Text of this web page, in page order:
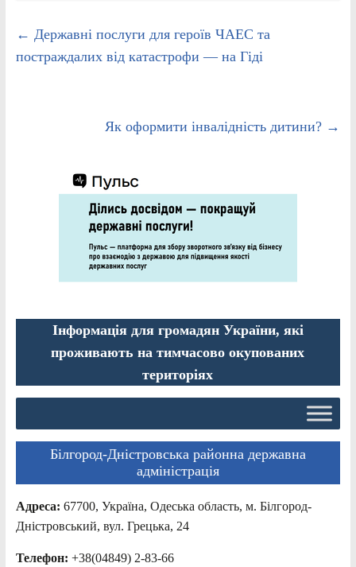
← Державні послуги для героїв ЧАЕС та
постраждалих від катастрофи — на Гіді
Як оформити інвалідність дитини? →
Інформація для громадян України, які
проживають на тимчасово окупованих
територіях
Білгород-Дністровська районна державна
адміністрація
Адреса: 67700, Україна, Одеська область, м. Білгород-
Дністровський, вул. Грецька, 24
Телефон: +38(04849) 2-83-66